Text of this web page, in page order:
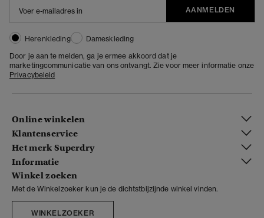
AANMELDEN
Herenkleding
Dameskleding
Door je aan te melden, ga je ermee akkoord dat je
marketingcommunicatie van ons ontvangt. Zie voor meer informatie onze
Privacybeleid
Online winkelen
Klantenservice
Het merk Superdry
Informatie
Winkel zoeken
Met de Winkelzoeker kun je de dichtstbijzijnde winkel vinden.
WINKELZOEKER